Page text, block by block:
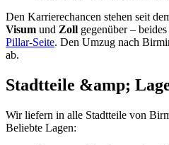
Den Karrierechancen stehen seit
Visum und Zoll gegenüber –
Pillar-Seite. Den Umzug nach
ab.
Stadtteile &amp;
Wir liefern in alle Stadtteile von
Beliebte Lagen: